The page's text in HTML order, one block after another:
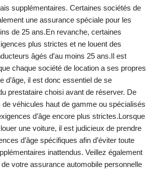
supplémentaires. Certaines sociétés de
une assurance spéciale pour les
de 25 ans.En revanche, certaines
plus strictes et ne louent des
âgés d’au moins 25 ans.Il est
chaque société de location a ses propres
d’âge, il est donc essentiel de se
prestataire choisi avant de réserver. De
véhicules haut de gamme ou spécialisés
d’âge encore plus strictes.Lorsque
une voiture, il est judicieux de prendre
d’âge spécifiques afin d’éviter toute
inattendus. Veillez également
votre assurance automobile personnelle